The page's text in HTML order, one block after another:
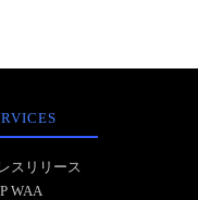
スリリース
WAA